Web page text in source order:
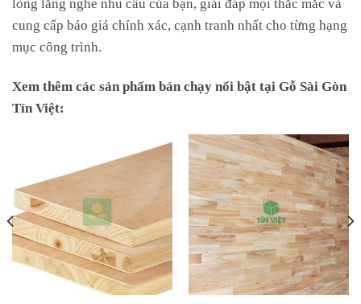
cung cấp báo giá chính xác, cạnh tranh nhất cho từng hạng
mục công trình.
Xem thêm các sản phẩm bán chạy nổi bật tại Gỗ Sài Gòn
Tín Việt: